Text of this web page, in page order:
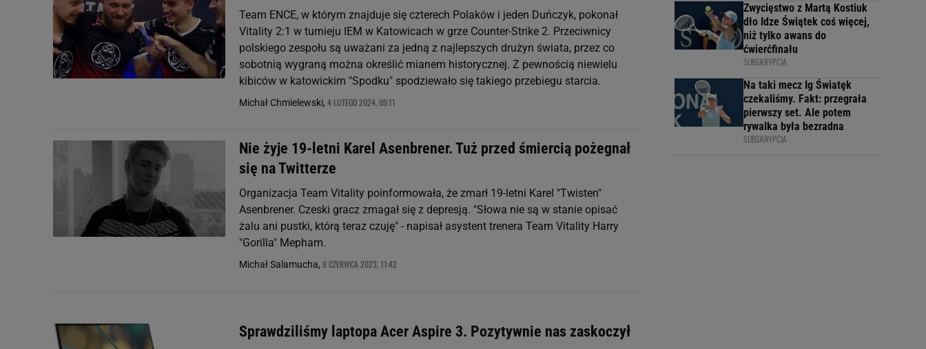
Team ENCE, w którym znajduje się czterech Polaków i jeden Duńczyk, pokonał
Vitality 2:1 w turnieju IEM w Katowicach w grze Counter-Strike 2. Przeciwnicy
polskiego zespołu są uważani za jedną z najlepszych drużyn świata, przez co
sobotnią wygraną można określić mianem historycznej. Z pewnością niewielu
kibiców w katowickim "Spodku" spodziewało się takiego przebiegu starcia.
Michał Chmielewski, 4 LUTEGO 2024, 09:11
Nie żyje 19-letni Karel Asenbrener. Tuż przed śmiercią pożegnał
się na Twitterze
Organizacja Team Vitality poinformowała, że zmarł 19-letni Karel "Twisten"
Asenbrener. Czeski gracz zmagał się z depresją. "Słowa nie są w stanie opisać
żalu ani pustki, którą teraz czuję" - napisał asystent trenera Team Vitality Harry
"Gorilla" Mepham.
Michał Salamucha, 9 CZERWCA 2023, 11:42
Sprawdziliśmy laptopa Acer Aspire 3. Pozytywnie nas zaskoczył
Zwycięstwo z Martą Kostiuk
dło Idze Świątek coś więcej,
niż tylko awans do
ćwierćfinału
SUBSKRYPCJA
Na taki mecz Ig Światęk
czekaliśmy. Fakt: przegrała
pierwszy set. Ale potem
rywalka była bezradna
SUBSKRYPCJA